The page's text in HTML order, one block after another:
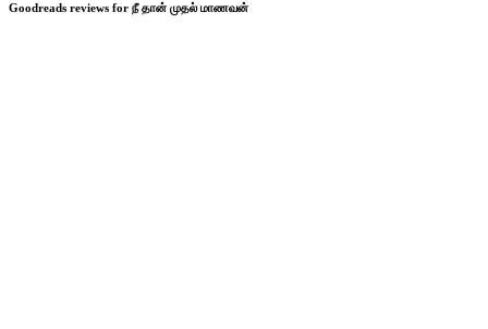
Goodreads reviews for நீ தான் முதல் மாணவன்